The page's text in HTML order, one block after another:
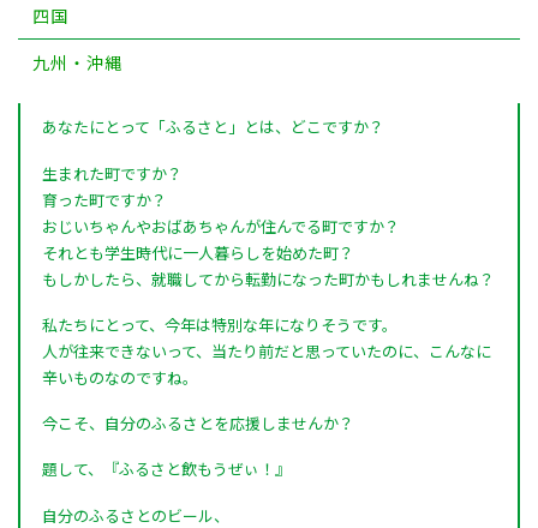
四国
九州・沖縄
あなたにとって「ふるさと」とは、どこですか？
生まれた町ですか？
育った町ですか？
おじいちゃんやおばあちゃんが住んでる町ですか？
それとも学生時代に一人暮らしを始めた町？
もしかしたら、就職してから転勤になった町かもしれませんね？
私たちにとって、今年は特別な年になりそうです。
人が往来できないって、当たり前だと思っていたのに、こんなに
辛いものなのですね。
今こそ、自分のふるさとを応援しませんか？
題して、『ふるさと飲もうぜぃ！』
自分のふるさとのビール、